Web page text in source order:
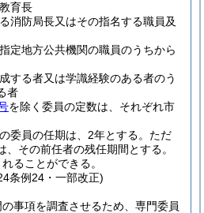
育長
消防局長又はその指名する職員及
定地方公共機関の職員のうちから
する者又は学識経験のある者のう
者
を除く委員の定数は、それぞれ市
の委員の任期は、2年とする。 ただ
、その前任者の残任期間とする。
ることができる。
条例24・一部改正)
事項を調査させるため、専門委員